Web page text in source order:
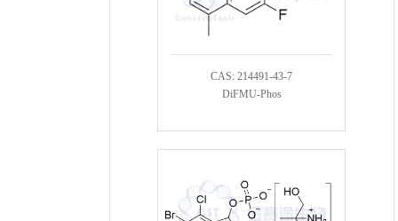
CAS: 214491-43-7
DiFMU-Phos